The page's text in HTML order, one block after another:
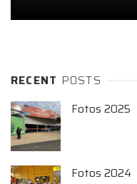
RECENT POSTS
Fotos 2025
Fotos 2024